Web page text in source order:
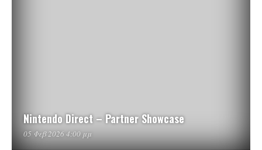
Nintendo Direct – Partner Showcase
05 Φεβ 2026 4:00 μμ